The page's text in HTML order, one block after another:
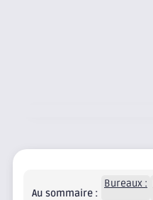
Au sommaire :
Bureaux :